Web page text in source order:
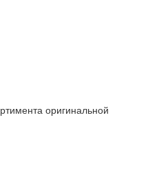
оригинальной